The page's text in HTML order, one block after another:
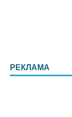
РЕКЛАМА